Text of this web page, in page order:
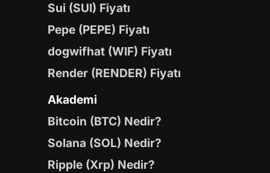
Sui (SUI) Fiyatı
Pepe (PEPE) Fiyatı
dogwifhat (WIF) Fiyatı
Render (RENDER) Fiyatı
Akademi
Bitcoin (BTC) Nedir?
Solana (SOL) Nedir?
Ripple (Xrp) Nedir?